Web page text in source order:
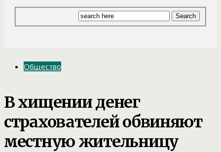
Общество
В хищении денег
страхователей обвиняют
местную жительницу